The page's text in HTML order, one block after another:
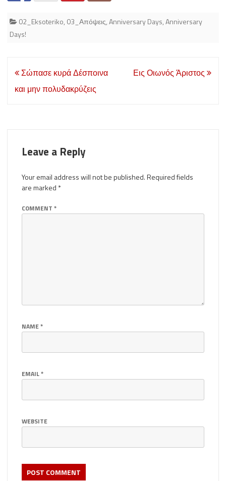
02_Eksoteriko, 03_Απόψεις,Anniversary Days,Anniversary
Days!
Post
navigation
Σώπασε κυρά Δέσποινα
και μην πολυδακρύζεις
Εις Οιωνός Άριστος
Leave a Reply
Your email address will not be published.Required fields
are marked *
COMMENT *
NAME*
EMAIL*
WEBSITE